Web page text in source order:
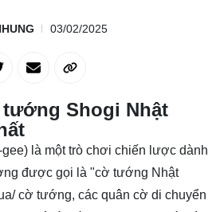
03/02/2025
Shogi Nhật
là một trò chơi chiến lược dành
được gọi là "cờ tướng Nhật
cờ tướng, các quân cờ di chuyển